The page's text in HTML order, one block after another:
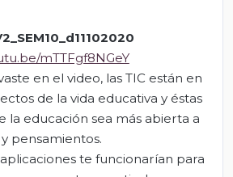
mTTFgf8NGeY
en el video, las TIC están en
de la vida educativa y éstas
la educación sea más abierta a
pensamientos.
te funcionarían para